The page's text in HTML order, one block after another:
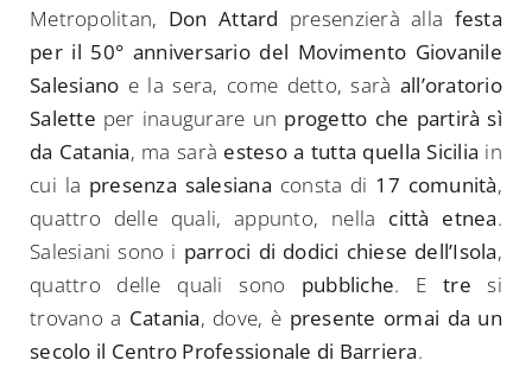
Metropolitan, Don Attard presenzierà alla festa
per il 50° anniversario del Movimento Giovanile
Salesiano e la sera, come detto, sarà all’oratorio
Salette per inaugurare un progetto che partirà sì
da Catania, ma sarà esteso a tutta quella Sicilia in
cui la presenza salesiana consta di 17 comunità,
quattro delle quali, appunto, nella città etnea.
Salesiani sono i parroci di dodici chiese dell’Isola,
quattro delle quali sono pubbliche. Etre si
trovano a Catania, dove, è presente ormai da un
secolo il Centro Professionale di Barriera.